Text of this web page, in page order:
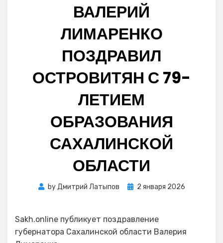
ВАЛЕРИЙ
ЛИМАРЕНКО
ПОЗДРАВИЛ
ОСТРОВИТЯН С 79-
ЛЕТИЕМ
ОБРАЗОВАНИЯ
САХАЛИНСКОЙ
ОБЛАСТИ
byДмитрий Латыпов
Posted
2 января 2026
Sakh.online публикует поздравление
губернатора Сахалинской области Валерия